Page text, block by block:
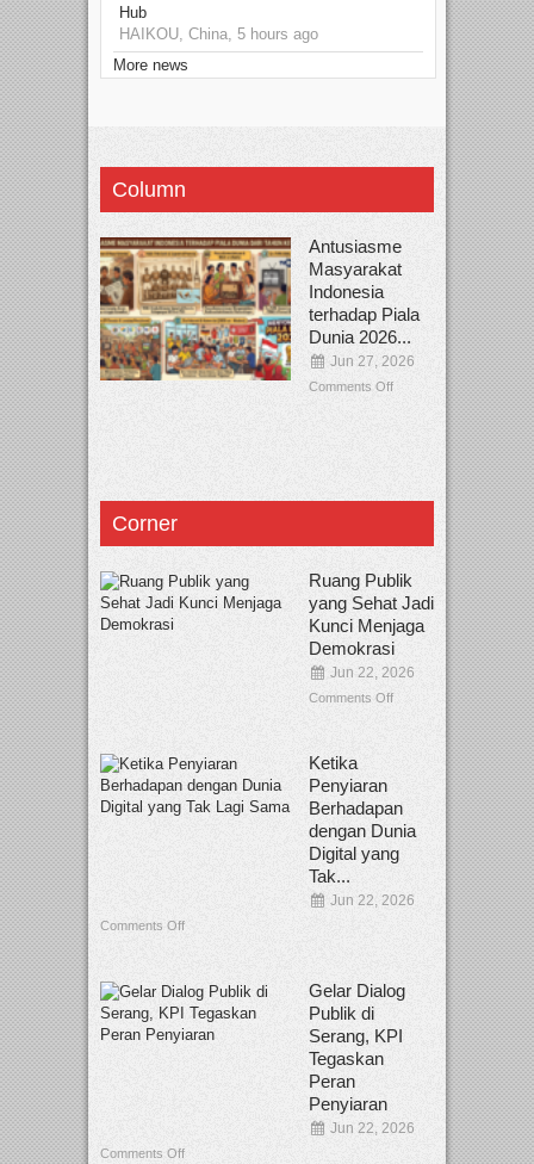
Hub
HAIKOU, China, 5 hours ago
More news
Column
Antusiasme
Masyarakat
Indonesia
terhadap Piala
Dunia 2026...
Jun 27, 2026
Comments Off
Corner
Ruang Publik
yang Sehat Jadi
Kunci Menjaga
Demokrasi
Jun 22, 2026
Comments Off
Ketika
Penyiaran
Berhadapan
dengan Dunia
Digital yang
Tak...
Jun 22, 2026
Comments Off
Gelar Dialog
Publik di
Serang, KPI
Tegaskan
Peran
Penyiaran
Jun 22, 2026
Comments Off